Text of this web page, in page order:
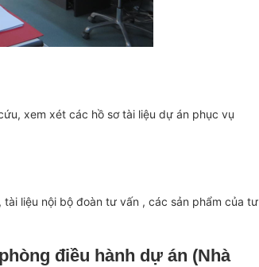
xem xét các hồ sơ tài liệu dự án phục vụ
liệu nội bộ đoàn tư vấn , các sản phẩm của tư
điều hành dự án (Nhà